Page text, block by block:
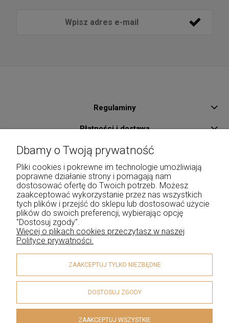
Regulaminy
Płatności i dostawa
Pomoc
O Nas
Kontakt
Moje konto
Dbamy o Twoją prywatność
Pliki cookies i pokrewne im technologie umożliwiają
poprawne działanie strony i pomagają nam
dostosować ofertę do Twoich potrzeb. Możesz
zaakceptować wykorzystanie przez nas wszystkich
tych plików i przejść do sklepu lub dostosować użycie
plików do swoich preferencji, wybierając opcję
"Dostosuj zgody".
Więcej o plikach cookies przeczytasz w naszej
Polityce prywatności.
ZAAKCEPTUJ TYLKO NIEZBĘDNE
DOSTOSUJ ZGODY
ZAAKCEPTUJ WSZYSTKIE